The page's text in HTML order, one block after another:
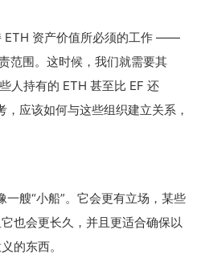
ETH 资产价值所必须的工作 ——
范围。这时候，我们就需要其
人持有的 ETH 甚至比 EF 还
应该如何与这些组织建立关系，
艘“小船”。它会更有立场，某些
也会更长久，并且更适合确保以
的东西。